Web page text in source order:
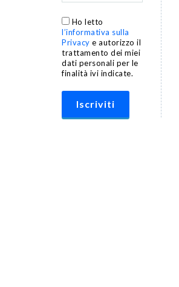
Ho letto
l’informativa sulla
Privacy e autorizzo il
trattamento dei miei
dati personali per le
finalità ivi indicate.